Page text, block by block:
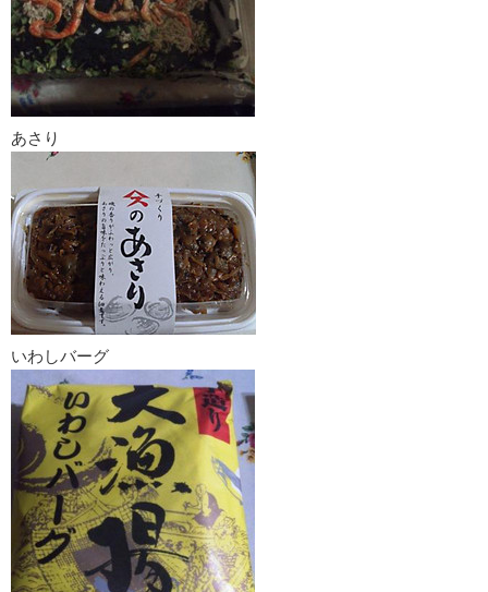
あさり
いわしバーグ